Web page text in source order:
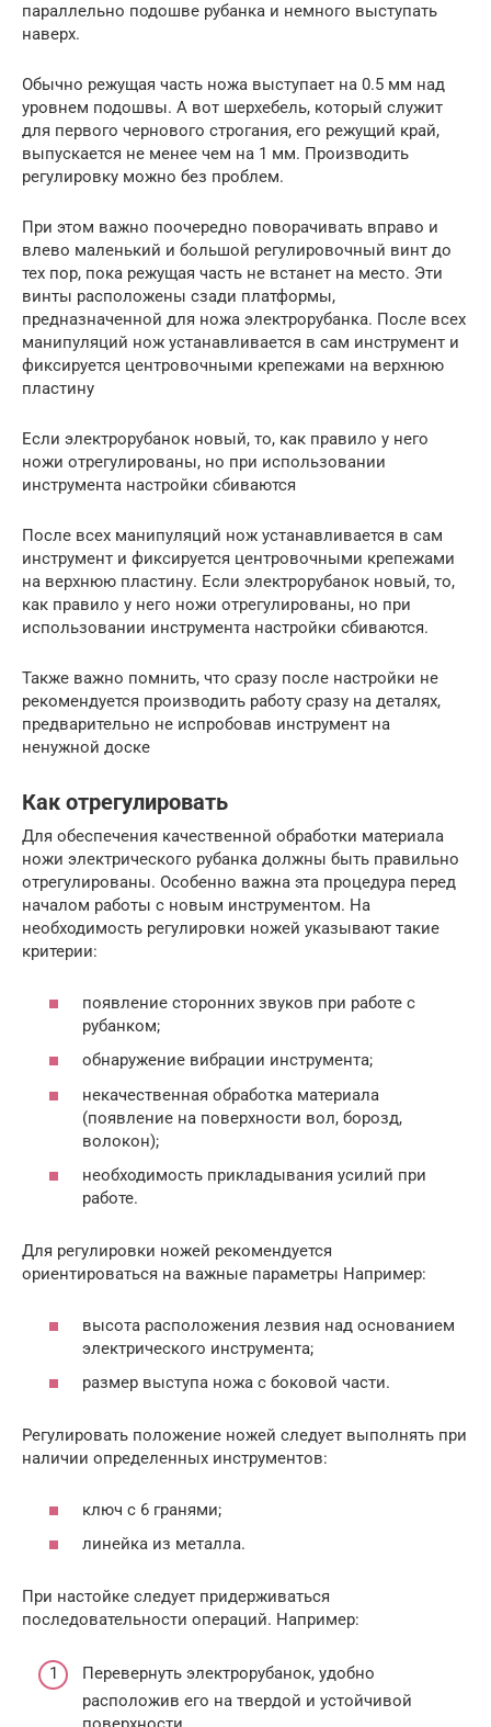
параллельно подошве рубанка и немного выступать
наверх.
Обычно режущая часть ножа выступает на 0.5 мм над
уровнем подошвы. А вот шерхебель, который служит
для первого чернового строгания, его режущий край,
выпускается не менее чем на 1 мм. Производить
регулировку можно без проблем.
При этом важно поочередно поворачивать вправо и
влево маленький и большой регулировочный винт до
тех пор, пока режущая часть не встанет на место. Эти
винты расположены сзади платформы,
предназначенной для ножа электрорубанка. После всех
манипуляций нож устанавливается в сам инструмент и
фиксируется центровочными крепежами на верхнюю
пластину
Если электрорубанок новый, то, как правило у него
ножи отрегулированы, но при использовании
инструмента настройки сбиваются
После всех манипуляций нож устанавливается в сам
инструмент и фиксируется центровочными крепежами
на верхнюю пластину. Если электрорубанок новый, то,
как правило у него ножи отрегулированы, но при
использовании инструмента настройки сбиваются.
Также важно помнить, что сразу после настройки не
рекомендуется производить работу сразу на деталях,
предварительно не испробовав инструмент на
ненужной доске
Как отрегулировать
Для обеспечения качественной обработки материала
ножи электрического рубанка должны быть правильно
отрегулированы. Особенно важна эта процедура перед
началом работы с новым инструментом. На
необходимость регулировки ножей указывают такие
критерии:
появление сторонних звуков при работе с
рубанком;
обнаружение вибрации инструмента;
некачественная обработка материала
(появление на поверхности вол, борозд,
волокон);
необходимость прикладывания усилий при
работе.
Для регулировки ножей рекомендуется
ориентироваться на важные параметры Например:
высота расположения лезвия над основанием
электрического инструмента;
размер выступа ножа с боковой части.
Регулировать положение ножей следует выполнять при
наличии определенных инструментов:
ключ с 6 гранями;
линейка из металла.
При настойке следует придерживаться
последовательности операций. Например:
Перевернуть электрорубанок, удобно
расположив его на твердой и устойчивой